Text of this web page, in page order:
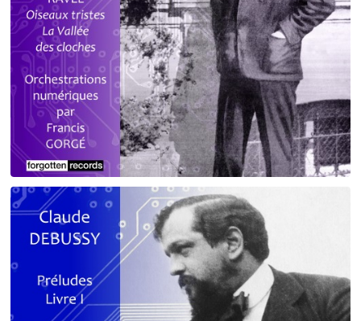
Debussy - Schmitt - Ravel
orchestrations numériques par Francis Gorgé